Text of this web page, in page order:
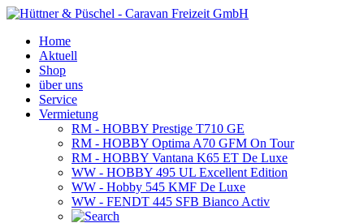
Home
Aktuell
Shop
über uns
Service
Vermietung
RM - HOBBY Prestige T710 GE
RM - HOBBY Optima A70 GFM On Tour
RM - HOBBY Vantana K65 ET De Luxe
WW - HOBBY 495 UL Excellent Edition
WW - Hobby 545 KMF De Luxe
WW - FENDT 445 SFB Bianco Activ